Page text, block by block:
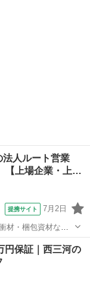
人ルート営業
【上場企業・上…
提携サイト 7月2日
材・梱包資材な
ので、相手のニー
円保証｜西三河の